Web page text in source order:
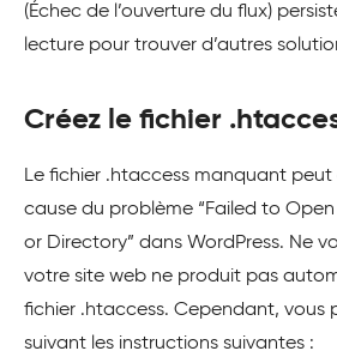
(Échec de l’ouverture du flux)
lecture pour trouver d’autres
Créez le fichier
Le fichier .htaccess manquant
cause du problème “Failed to
or Directory” dans WordPress. Ne
votre site web ne produit pas
fichier .htaccess. Cependant, vous
suivant les instructions suivantes :